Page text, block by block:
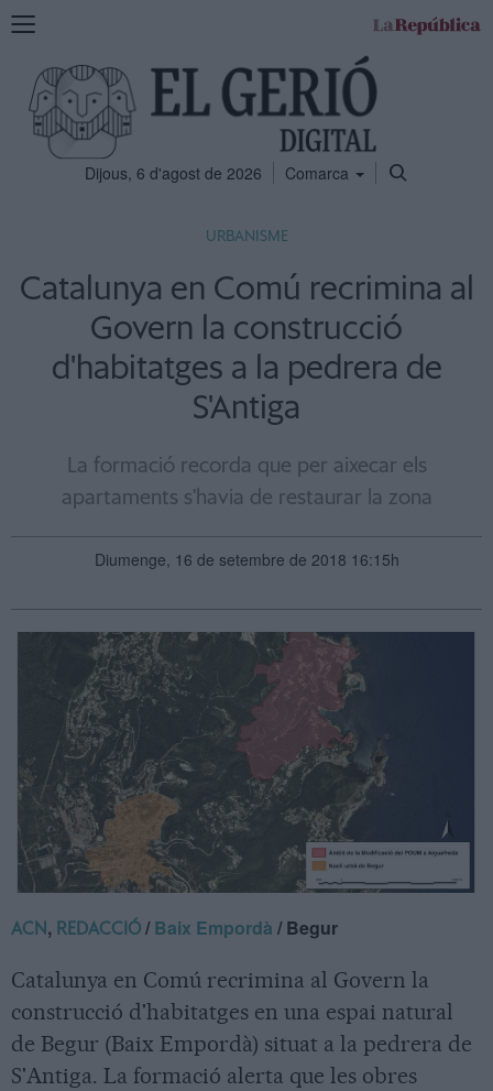
Mostra
navegació
Dijous, 6 d'agost de 2026 Comarca
URBANISME
Catalunya en Comú recrimina al
Govern la construcció
d'habitatges a la pedrera de
S'Antiga
La formació recorda que per aixecar els
apartaments s'havia de restaurar la zona
Diumenge, 16 de setembre de 2018 16:15h
ACN, REDACCIÓ /Baix Empordà / Begur
Catalunya en Comú recrimina al Govern la
construcció d'habitatges en una espai natural
de Begur (Baix Empordà) situat a la pedrera de
S'Antiga. La formació alerta que les obres